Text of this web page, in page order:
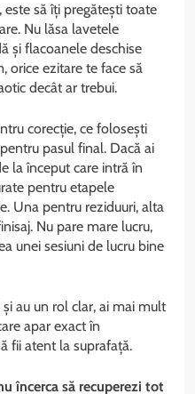
să îți pregătești toate
Nu lăsa lavetele
și flacoanele deschise
orice ezitare te face să
decât ar trebui.
corecție, ce folosești
pasul final. Dacă ai
la început care intră în
pentru etapele
Una pentru reziduuri, alta
Nu pare mare lucru,
unei sesiuni de lucru bine
au un rol clar, ai mai mult
apar exact în
fii atent la suprafață.
încerca să recuperezi tot